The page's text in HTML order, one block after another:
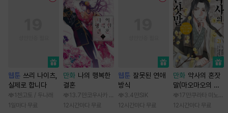
웹툰 쓰리 나이츠,
실제로 합니다
1천 고토 / 두나래
1일마다 무료
만화 나의 행복한
결혼
13.7만 코우사카 리토 / 아기토기 아쿠미
12시간마다 무료
웹툰 잘못된 연애
방식
3.4만 SIK
12시간마다 무료
만화 약사의 혼잣
말(마오마오의 후
궁 수수께끼 풀이
수첩)
17만 쿠라타 미노지
12시간마다 무료